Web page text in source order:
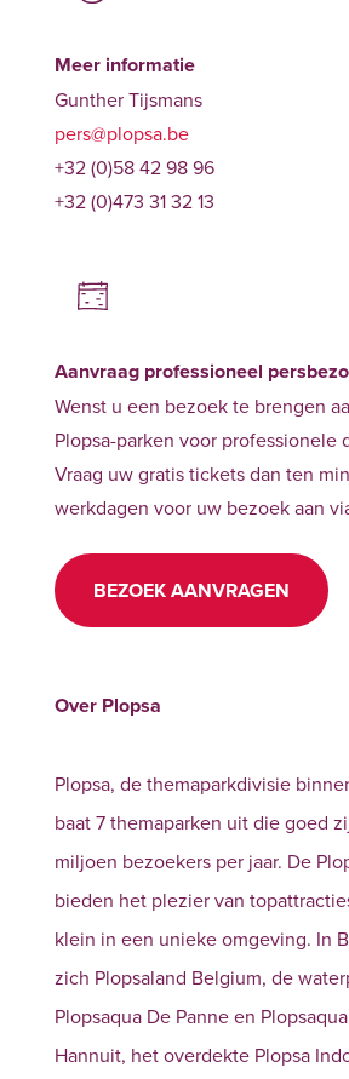
Meer informatie
Gunther Tijsmans
pers@plopsa.be
+32 (0)58 42 98 96
+32 (0)473 31 32 13
Aanvraag professioneel
Wenst u een bezoek te brengen
Plopsa-parken voor professionele
Vraag uw gratis tickets dan ten
werkdagen voor uw bezoek aan
BEZOEK AANVRAGEN
Over Plopsa
Plopsa, de themaparkdivisie
baat 7 themaparken uit die goed
miljoen bezoekers per jaar. De
bieden het plezier van
klein in een unieke omgeving. In
zich Plopsaland Belgium, de
Plopsaqua De Panne en
Hannuit, het overdekte Plopsa